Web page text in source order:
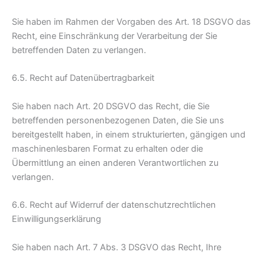
Sie haben im Rahmen der Vorgaben des Art. 18 DSGVO das
Recht, eine Einschränkung der Verarbeitung der Sie
betreffenden Daten zu verlangen.
6.5. Recht auf Datenübertragbarkeit
Sie haben nach Art. 20 DSGVO das Recht, die Sie
betreffenden personenbezogenen Daten, die Sie uns
bereitgestellt haben, in einem strukturierten, gängigen und
maschinenlesbaren Format zu erhalten oder die
Übermittlung an einen anderen Verantwortlichen zu
verlangen.
6.6. Recht auf Widerruf der datenschutzrechtlichen
Einwilligungserklärung
Sie haben nach Art. 7 Abs. 3 DSGVO das Recht, Ihre